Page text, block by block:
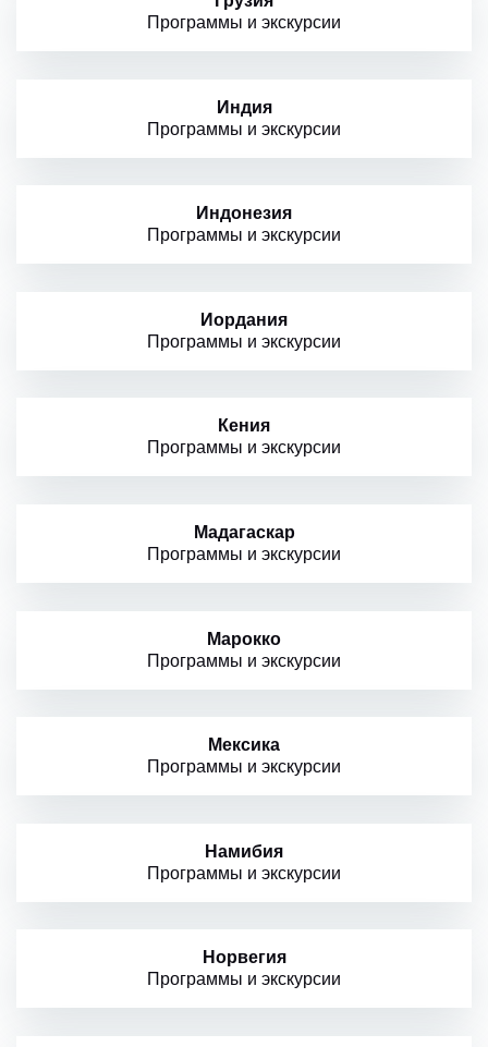
Программы и экскурсии
Индия
Программы и экскурсии
Индонезия
Программы и экскурсии
Иордания
Программы и экскурсии
Кения
Программы и экскурсии
Мадагаскар
Программы и экскурсии
Марокко
Программы и экскурсии
Мексика
Программы и экскурсии
Намибия
Программы и экскурсии
Норвегия
Программы и экскурсии